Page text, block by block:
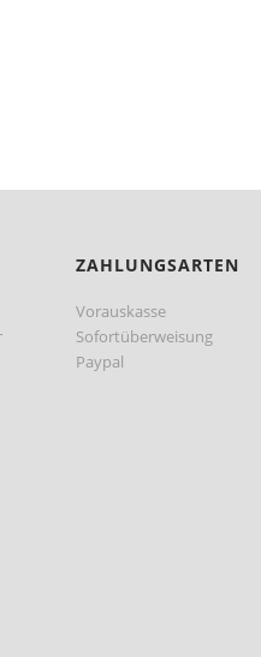
ZAHLUNGSARTEN
Vorauskasse
Sofortüberweisung
Paypal